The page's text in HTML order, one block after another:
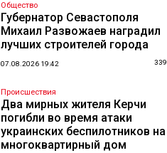
Общество
Губернатор Севастополя
Михаил Развожаев наградил
лучших строителей города
07.08.2026 19:42 339
Происшествия
Два мирных жителя Керчи
погибли во время атаки
украинских беспилотников на
многоквартирный дом